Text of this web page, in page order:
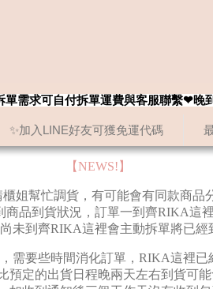
✨加入LINE好友可獲免運代碼
需求可自付拆單運費與客服聯繫❤晚